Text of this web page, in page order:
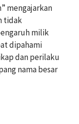
mengajarkan
tidak
milik
dipahami
dan perilaku
nama besar